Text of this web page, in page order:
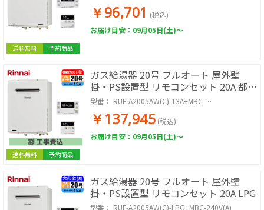
送料無料 予約商品
￥96,701 (税込)
お届け目安：09月05日(土)～
送料無料 予約商品
ガス給湯器 20号 フルオート 屋外壁
掛・PS設置型 リモコンセット 20A 都市
ガス 取付工事セット
型番： RUF-A2005AW(C)-13A+MBC-
￥137,945 (税込)
お届け目安：09月05日(土)～
ガス給湯器 20号 フルオート 屋外壁
掛・PS設置型 リモコンセット 20A LPG
型番： RUF-A2005AW(C)-LPG+MBC-240V(A)